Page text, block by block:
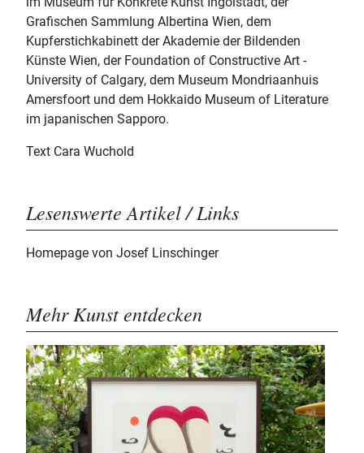
Grafischen Sammlung Albertina Wien, dem
Kupferstichkabinett der Akademie der Bildenden
Künste Wien, der Foundation of Constructive Art -
University of Calgary, dem Museum Mondriaanhuis
Amersfoort und dem Hokkaido Museum of Literature
im japanischen Sapporo.
Text Cara Wuchold
Lesenswerte Artikel / Links
Homepage von Josef Linschinger
Mehr Kunst entdecken